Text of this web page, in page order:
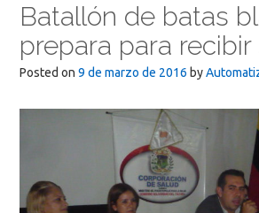
Batallón de batas
prepara para
Posted on 9 de marzo de 2016 by